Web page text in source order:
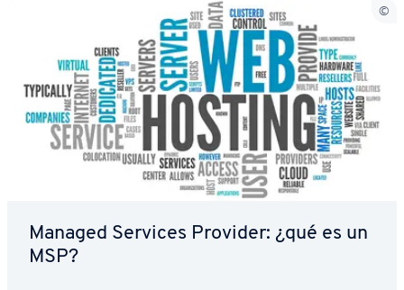
Managed Services Provider: ¿qué es un
MSP?